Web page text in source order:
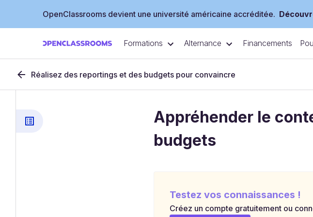
OpenClassrooms devient une université américaine accréditée.
Formations Alternance Financements
Réalisez des reportings et des budgets pour convaincre
Appréhender le
budgets
Testez vos connaissances !
Créez un compte gratuitement ou